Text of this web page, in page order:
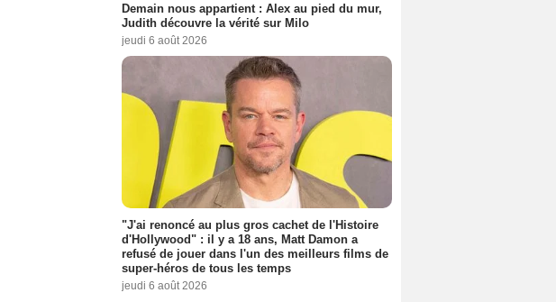
Demain nous appartient : Alex au pied du mur,
Judith découvre la vérité sur Milo
jeudi 6 août 2026
"J'ai renoncé au plus gros cachet de l'Histoire
d'Hollywood" : il y a 18 ans, Matt Damon a
refusé de jouer dans l'un des meilleurs films de
super-héros de tous les temps
jeudi 6 août 2026